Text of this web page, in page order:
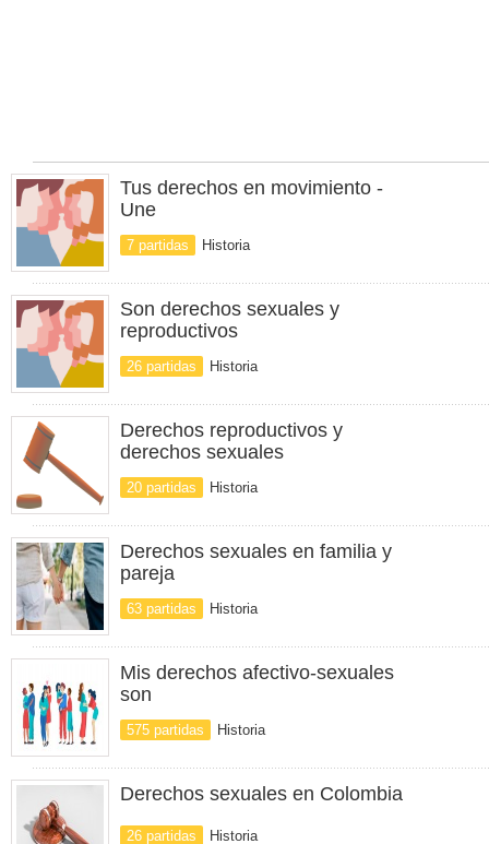
Tus derechos en movimiento -
Une
7 partidas Historia
Son derechos sexuales y
reproductivos
26 partidas Historia
Derechos reproductivos y
derechos sexuales
20 partidas Historia
Derechos sexuales en familia y
pareja
63 partidas Historia
Mis derechos afectivo-sexuales
son
575 partidas Historia
Derechos sexuales en Colombia
26 partidas Historia